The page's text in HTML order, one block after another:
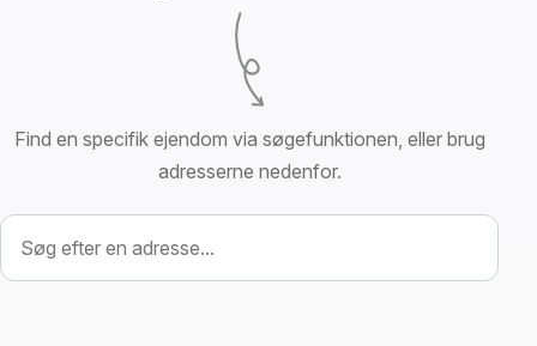
Find en specifik ejendom via søgefunktionen, eller brug
adresserne nedenfor.
Søg efter ejendom